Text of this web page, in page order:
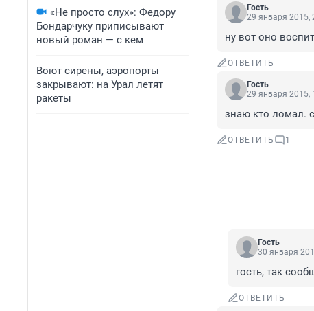
«Не просто слух»: Федору
Бондарчуку приписывают
новый роман — с кем
Воют сирены, аэропорты
закрывают: на Урал летят
ракеты
Гость
29 января 2015,
ну вот оно
ОТВЕТИТЬ
Гость
29 января 2015,
знаю кто ломал.
ОТВЕТИТЬ 1
Гость
30 января
гость, так
ОТВЕТИТЬ